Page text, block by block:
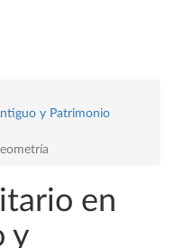
y Patrimonio
en
y